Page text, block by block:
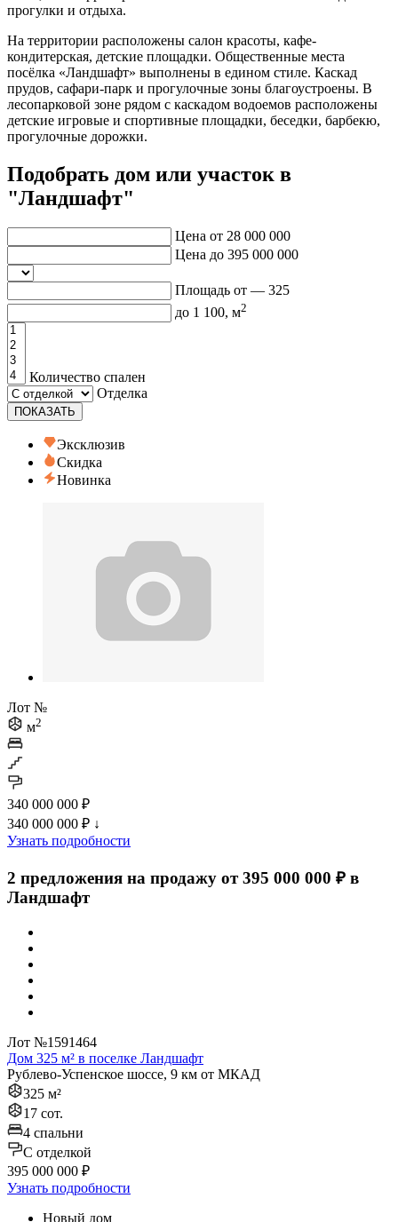
прогулки и отдыха.
На территории расположены салон красоты, кафе-
кондитерская, детские площадки. Общественные места
посёлка «Ландшафт» выполнены в едином стиле. Каскад
прудов, сафари-парк и прогулочные зоны благоустроены. В
лесопарковой зоне рядом с каскадом водоемов расположены
детские игровые и спортивные площадки, беседки, барбекю,
прогулочные дорожки.
Подобрать дом или участок в
"Ландшафт"
Цена от 28 000 000
Цена до 395 000 000
Площадь от — 325
до 1 100, м2
Количество спален
Отделка
ПОКАЗАТЬ
Эксклюзив
Скидка
Новинка
Лот №
м2
340 000 000 ₽
340 000 000 ₽ ↓
Узнать подробности
2 предложения на продажу от 395 000 000 ₽ в
Ландшафт
Лот №1591464
Дом 325 м² в поселке Ландшафт
Рублево-Успенское шоссе, 9 км от МКАД
325 м²
17 сот.
4 спальни
C отделкой
395 000 000 ₽
Узнать подробности
Новый дом